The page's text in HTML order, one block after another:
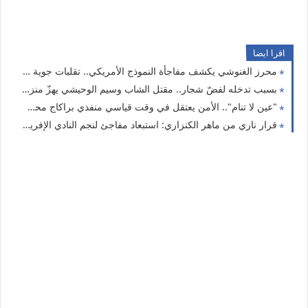
اقرا ايضا
محرز الغنوشي يكشف مفاجأة النموذج الأمريكي.. تقلبات جوية قادمة في هذا التاريخ!
بسبب تدخله لفضّ شجار.. مقتل الشاب وسيم الوحيشي يهزّ منزل بوزلفة والأمن يتحرك سريعًا
"عين لا تنام".. الأمن يعتقل في وقت قياسي منفذي براكاج محل الصرف والتاكسي بالحمامات
قرار ناري من ماهر الكنزاري: استبعاد مفاجئ لنجم النادي الإفريقي يثير الجدل!